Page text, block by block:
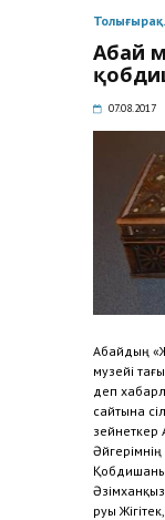
Абай
07.08.2017
Абайдың
музейі
деп
сайтына
зейнеткер
Қобдишаны
руы